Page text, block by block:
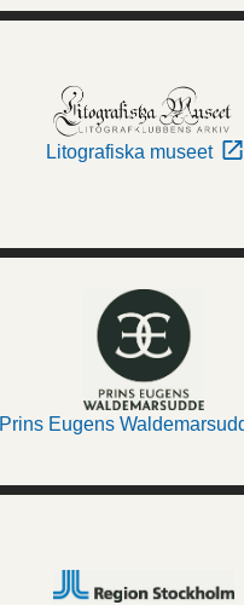
Litografiska museet
Prins Eugens